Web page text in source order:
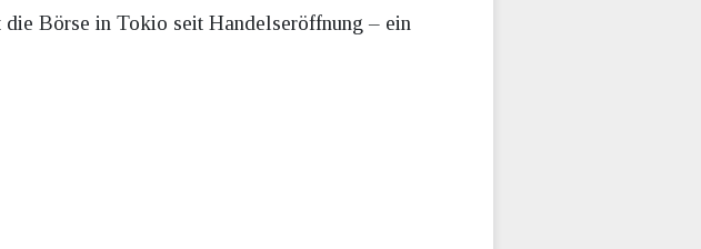
Börse in Tokio seit Handelseröffnung – ein